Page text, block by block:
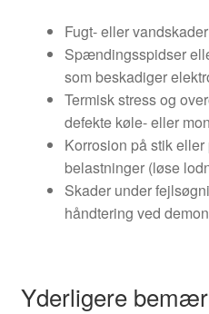
Fugt- eller
Spændingsspidser
som beskadiger
Termisk stress og
defekte køle- eller
Korrosion på stik
belastninger (løse
Skader under
håndtering ved
Yderligere